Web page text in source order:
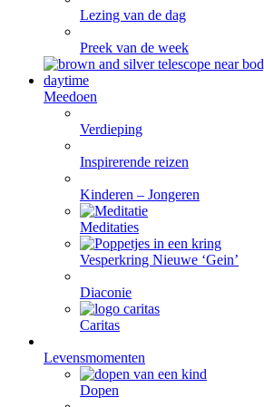
Lezing van de dag
Preek van de week
Meedoen
Verdieping
Inspirerende reizen
Kinderen – Jongeren
Meditaties
Vesperkring Nieuwe ‘Gein’
Diaconie
Caritas
Levensmomenten
Dopen